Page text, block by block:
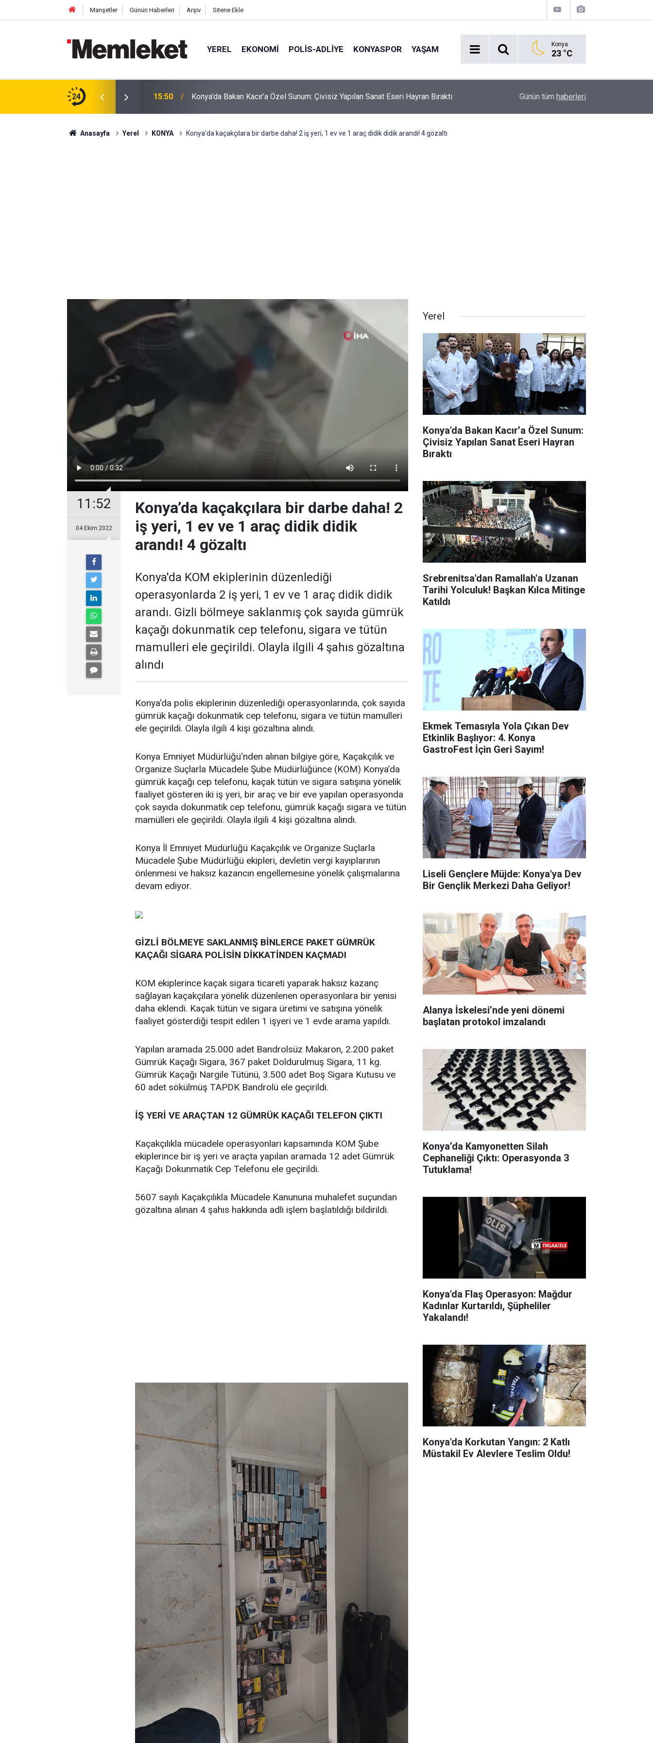
Manşetler Günün Haberleri Arşiv Sitene Ekle
YEREL EKONOMI POLİS-ADLİYE KONYASPOR YAŞAM Konya
23 °C
24
Çivisiz Yapılan Sanat Eseri Hayran Bıraktı 15:47
Srebrenitsa'dan Ramallah'a Uzanan Tarihi Yolculuk! Başkan Kılca Mitinge
Katıldı
Geri Sayım!
Günün tüm haberleri
Anasayfa Yerel KONYA Konya’da kaçakçılara bir darbe daha! 2 iş yeri, 1 ev ve 1 araç didik didik arandı! 4 gözaltı
11:52
04 Ekim 2022
Konya’da kaçakçılara bir darbe daha! 2
iş yeri, 1 ev ve 1 araç didik didik
arandı! 4 gözaltı
Konya'da KOM ekiplerinin düzenlediği
operasyonlarda 2 iş yeri, 1 ev ve 1 araç didik didik
arandı. Gizli bölmeye saklanmış çok sayıda gümrük
kaçağı dokunmatik cep telefonu, sigara ve tütün
mamulleri ele geçirildi. Olayla ilgili 4 şahıs gözaltına
alındı
Konya'da polis ekiplerinin düzenlediği operasyonlarında, çok sayıda
gümrük kaçağı dokunmatik cep telefonu, sigara ve tütün mamulleri
ele geçirildi. Olayla ilgili 4 kişi gözaltına alındı.
Konya Emniyet Müdürlüğü'nden alınan bilgiye göre, Kaçakçılık ve
Organize Suçlarla Mücadele Şube Müdürlüğünce (KOM) Konya’da
gümrük kaçağı cep telefonu, kaçak tütün ve sigara satışına yönelik
faaliyet gösteren iki iş yeri, bir araç ve bir eve yapılan operasyonda
çok sayıda dokunmatik cep telefonu, gümrük kaçağı sigara ve tütün
mamülleri ele geçirildi. Olayla ilgili 4 kişi gözaltına alındı.
Konya İl Emniyet Müdürlüğü Kaçakçılık ve Organize Suçlarla
Mücadele Şube Müdürlüğü ekipleri, devletin vergi kayıplarının
önlenmesi ve haksız kazancın engellemesine yönelik çalışmalarına
devam ediyor.
GİZLİ BÖLMEYE SAKLANMIŞ BİNLERCE PAKET GÜMRÜK
KAÇAĞI SİGARA POLİSİN DİKKATİNDEN KAÇMADI
KOM ekiplerince kaçak sigara ticareti yaparak haksız kazanç
sağlayan kaçakçılara yönelik düzenlenen operasyonlara bir yenisi
daha eklendi. Kaçak tütün ve sigara üretimi ve satışına yönelik
faaliyet gösterdiği tespit edilen 1 işyeri ve 1 evde arama yapıldı.
Yapılan aramada 25.000 adet Bandrolsüz Makaron, 2.200 paket
Gümrük Kaçağı Sigara, 367 paket Doldurulmuş Sigara, 11 kg.
Gümrük Kaçağı Nargile Tütünü, 3.500 adet Boş Sigara Kutusu ve
60 adet sökülmüş TAPDK Bandrolü ele geçirildi.
İŞ YERİ VE ARAÇTAN 12 GÜMRÜK KAÇAĞI TELEFON ÇIKTI
Kaçakçılıkla mücadele operasyonları kapsamında KOM Şube
ekiplerince bir iş yeri ve araçta yapılan aramada 12 adet Gümrük
Kaçağı Dokunmatik Cep Telefonu ele geçirildi.
5607 sayılı Kaçakçılıkla Mücadele Kanununa muhalefet suçundan
gözaltına alınan 4 şahıs hakkında adli işlem başlatıldığı bildirildi.
Yerel
Konya'da Bakan Kacır’a Özel Sunum:
Çivisiz Yapılan Sanat Eseri Hayran
Bıraktı
Srebrenitsa'dan Ramallah'a Uzanan
Tarihi Yolculuk! Başkan Kılca Mitinge
Katıldı
Ekmek Temasıyla Yola Çıkan Dev
Etkinlik Başlıyor: 4. Konya
GastroFest İçin Geri Sayım!
Liseli Gençlere Müjde: Konya'ya Dev
Bir Gençlik Merkezi Daha Geliyor!
Alanya İskelesi’nde yeni dönemi
başlatan protokol imzalandı
Konya’da Kamyonetten Silah
Cephaneliği Çıktı: Operasyonda 3
Tutuklama!
Konya'da Flaş Operasyon: Mağdur
Kadınlar Kurtarıldı, Şüpheliler
Yakalandı!
Konya'da Korkutan Yangın: 2 Katlı
Müstakil Ev Alevlere Teslim Oldu!